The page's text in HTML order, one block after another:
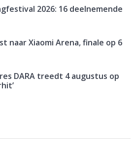
2026: 16 deelnemende
naar Xiaomi Arena, finale op 6
DARA treedt 4 augustus op